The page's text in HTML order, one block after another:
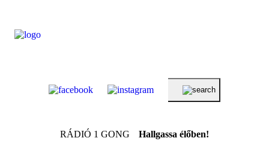
RÁDIÓ 1 GONG Hallgassa élőben!